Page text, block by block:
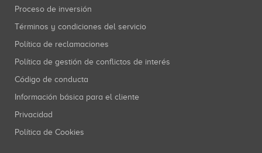
Proceso de inversión
Términos y condiciones del servicio
Política de reclamaciones
Política de gestión de conflictos de interés
Código de conducta
Información básica para el cliente
Privacidad
Política de Cookies